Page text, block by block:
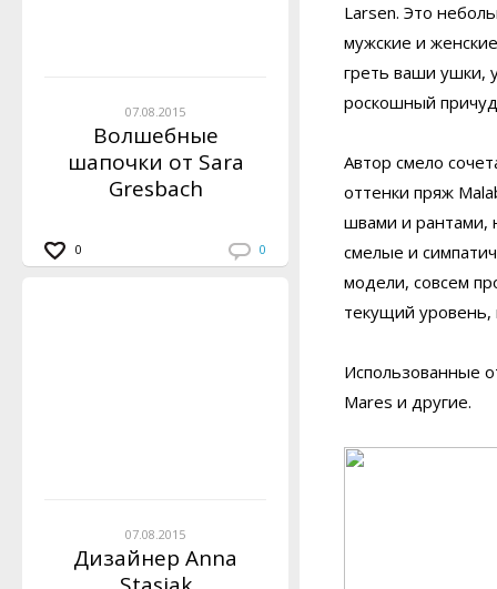
07.08.2015
Волшебные
шапочки от Sara
Gresbach
0 0
07.08.2015
Дизайнер Anna
Larsen. Это
мужские и
греть ваши ушки,
роскошный
Автор смело
оттенки пряж
швами и рантами,
смелые и
модели, совсем
текущий
Использованные
Mares и другие.